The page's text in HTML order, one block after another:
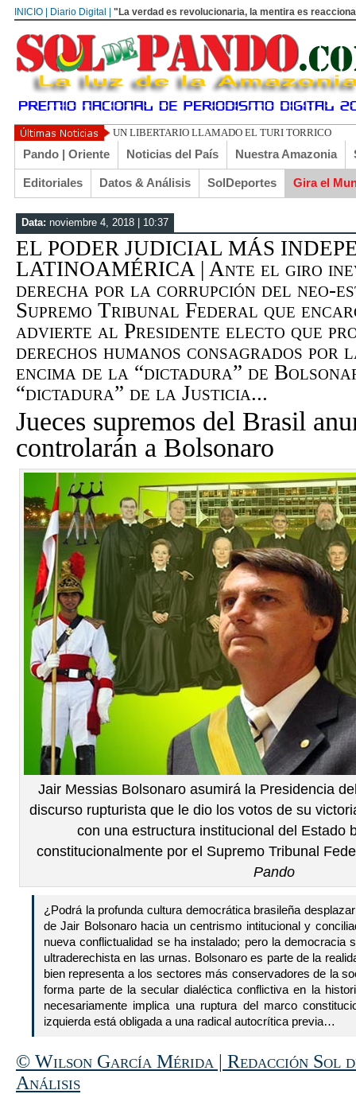
INICIO | Diario Digital | "La verdad es revolucionaria, la mentira es
UN LIBERTARIO LLAMADO EL TURI TORRICO
Pando | Oriente Noticias del País Nuestra Amazonia
Editoriales Datos & Análisis SolDeportes Gira el
Data: noviembre 4, 2018 | 10:37
EL PODER JUDICIAL MÁS
LATINOAMÉRICA | Ante el giro
derecha por la corrupción del neo-
Supremo Tribunal Federal que
advierte al Presidente electo que
derechos humanos consagrados
encima de la “dictadura” de
“dictadura” de la Justicia...
Jueces supremos del Brasil
controlarán a Bolsonaro
Jair Messias Bolsonaro asumirá la Presidencia
discurso rupturista que le dio los votos de su
con una estructura institucional del Estado
constitucionalmente por el Supremo Tribunal
Pando
¿Podrá la profunda cultura democrática brasileña
de Jair Bolsonaro hacia un centrismo intitucional y
nueva conflictualidad se ha instalado; pero la democracia
ultraderechista en las urnas. Bolsonaro es parte de la
bien representa a los sectores más conservadores de la
forma parte de la secular dialéctica conflictiva en la
necesariamente implica una ruptura del marco
izquierda está obligada a una radical autocrítica previa…
© Wilson García Mérida | Redacción Sol
Análisis